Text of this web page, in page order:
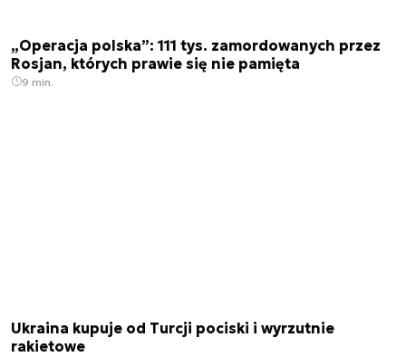
„Operacja polska”: 111 tys. zamordowanych przez
Rosjan, których prawie się nie pamięta
9 min.
Ukraina kupuje od Turcji pociski i wyrzutnie
rakietowe